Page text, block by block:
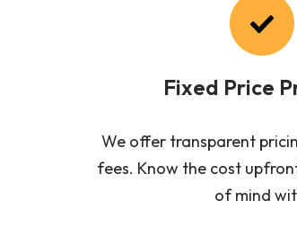
Fixed Price
We offer transparent
fees. Know the cost
of mind